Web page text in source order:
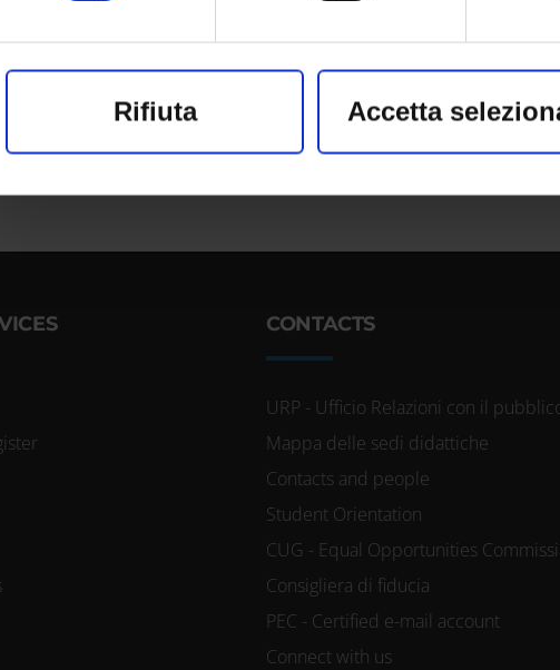
Con il tuo consenso, vorremmo anche:
raccogliere informazioni sulla tua
preferenze nella
sezione dettagli
. Puoi
consenso in qualsiasi momento dalla
Utilizziamo i cookie per personalizzare
funzionalità dei social media e per
Condividiamo inoltre informazioni sul modo
nostri partner che si occupano di analisi dei
media, i quali potrebbero combinarle con
loro o che hanno raccolto dal tuo utilizzo dei
Rifiuta Accetta
places
CONTACTS
URP - Ufficio Relazioni con il
Mappa delle sedi didattiche
Contacts and people
Student Orientation
CUG - Equal Opportunities
Consigliera di fiducia
PEC - Certified e-mail account
Connect with us